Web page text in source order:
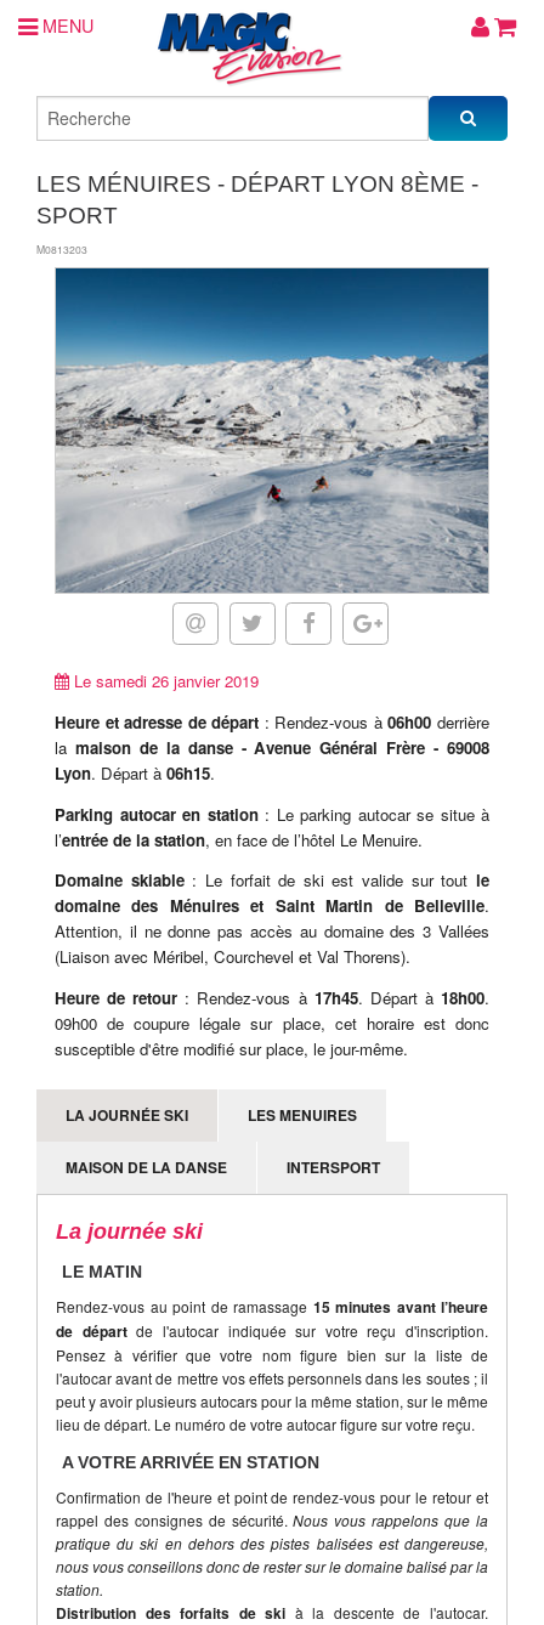
MENU
LES MÉNUIRES - DÉPART LYON 8ÈME -
SPORT
M0813203
Le samedi 26 janvier 2019
Heure et adresse de départ : Rendez-vous à06h00 derrière
la maison de la danse - Avenue Général Frère - 69008
Lyon. Départ à 06h15.
Parking autocar en station : Le parking autocar se situe à
l’entrée de la station, en face de l’hôtel Le Menuire.
Domaine skiable : Le forfait de ski est valide sur toutle
domaine des Ménuires et Saint Martin de Belleville.
Attention, il ne donne pas accès au domaine des 3 Vallées
(Liaison avec Méribel, Courchevel et Val Thorens).
Heure de retour : Rendez-vous à 17h45. Départ à18h00.
09h00 de coupure légale sur place, cet horaire est donc
susceptible d'être modifié sur place, le jour-même.
LA JOURNÉE SKI LES MENUIRES
MAISON DE LA DANSE INTERSPORT
La journée ski
LE MATIN
Rendez-vous au point de ramassage 15 minutes avant l’heure
de départde l'autocar indiquée sur votre reçu d'inscription.
Pensez à vérifier que votre nom figure bien sur la liste de
l'autocar avant de mettre vos effets personnels dans les soutes ; il
peut y avoir plusieurs autocars pour la même station, sur le même
lieu de départ. Le numéro de votre autocar figure sur votre reçu.
A VOTRE ARRIVÉE EN STATION
Confirmation de l'heure et point de rendez-vous pour le retour et
rappel des consignes de sécurité.Nous vous rappelons que la
pratique du ski en dehors des pistes balisées est dangereuse,
nous vous conseillons donc de rester sur le domaine balisé par la
station.
Distribution des forfaits de ski à la descente de l'autocar.